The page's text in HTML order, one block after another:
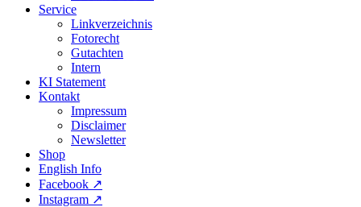
Service
Linkverzeichnis
Fotorecht
Gutachten
Intern
KI Statement
Kontakt
Impressum
Disclaimer
Newsletter
Shop
English Info
Facebook ↗︎
Instagram ↗︎